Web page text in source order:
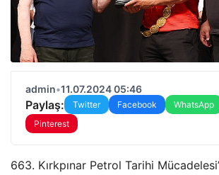
admin•11.07.2024 05:46
Paylaş: Twitter Facebook WhatsApp
Pinterest
663. Kırkpınar Petrol Tarihi